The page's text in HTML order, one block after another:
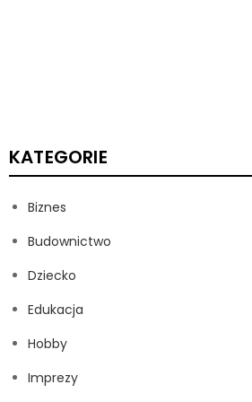
KATEGORIE
Biznes
Budownictwo
Dziecko
Edukacja
Hobby
Imprezy